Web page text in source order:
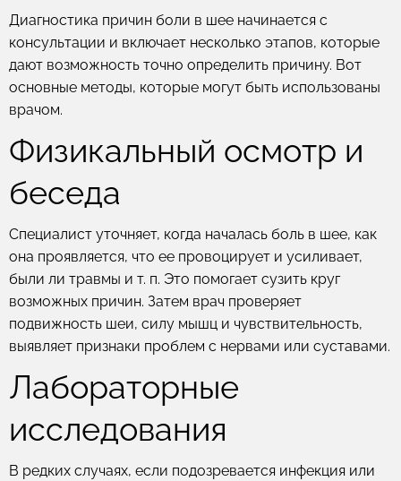
Диагностика причин боли в шее начинается с
консультации и включает несколько этапов, которые
дают возможность точно определить причину. Вот
основные методы, которые могут быть использованы
врачом.
Физикальный осмотр и
беседа
Специалист уточняет, когда началась боль в шее, как
она проявляется, что ее провоцирует и усиливает,
были ли травмы и т. п. Это помогает сузить круг
возможных причин. Затем врач проверяет
подвижность шеи, силу мышц и чувствительность,
выявляет признаки проблем с нервами или суставами.
Лабораторные
исследования
В редких случаях, если подозревается инфекция или